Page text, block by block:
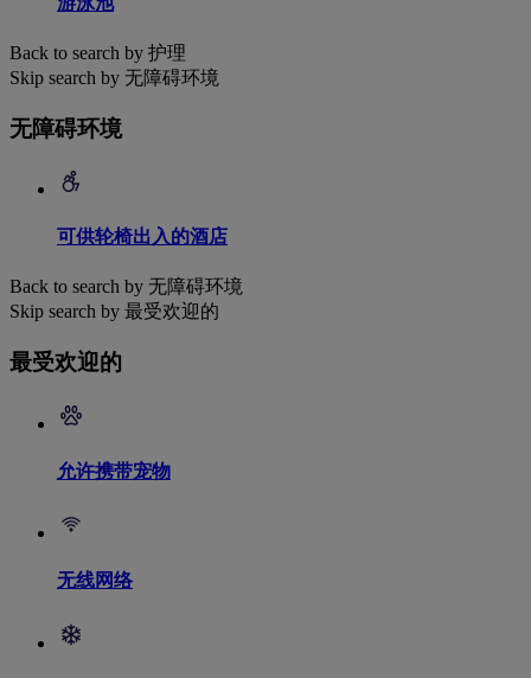
Back to search by 护理
Skip search by 无障碍环境
无障碍环境
可供轮椅出入的酒店
Back to search by 无障碍环境
Skip search by 最受欢迎的
最受欢迎的
允许携带宠物
无线网络